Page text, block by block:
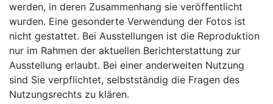
werden, in deren Zusammenhang sie veröffentlicht
wurden. Eine gesonderte Verwendung der Fotos ist
nicht gestattet. Bei Ausstellungen ist die Reproduktion
nur im Rahmen der aktuellen Berichterstattung zur
Ausstellung erlaubt. Bei einer anderweiten Nutzung
sind Sie verpflichtet, selbstständig die Fragen des
Nutzungsrechts zu klären.